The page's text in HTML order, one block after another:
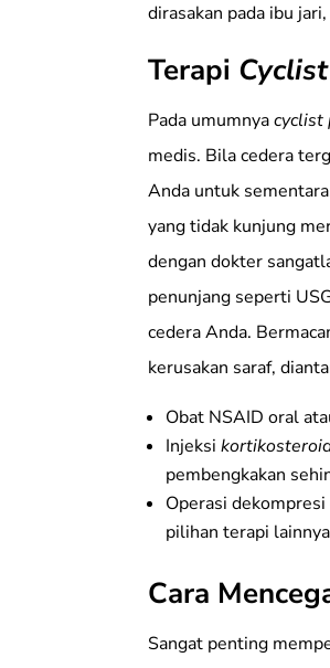
dirasakan pada ibu
Terapi
Pada umumnyacyclist
medis. Bila cedera
Anda untuk
yang tidak kunjung
dengan dokter
penunjang seperti
cedera Anda.
kerusakan saraf,
Obat NSAID oral
Injeksi
pembengkakan
Operasi
pilihan terapi
Cara
Sangat penting